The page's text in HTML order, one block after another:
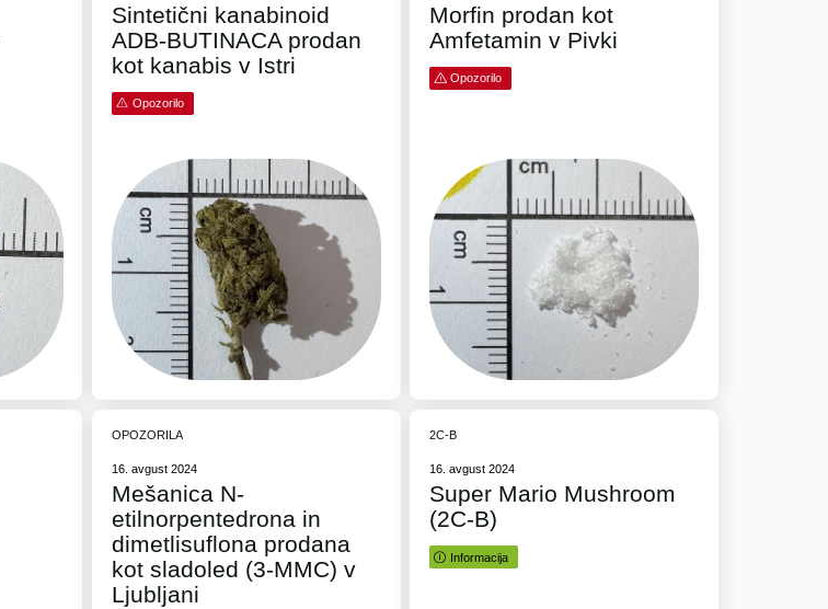
Sintetični kanabinoid
ADB-BUTINACA prodan
kot kanabis v Istri
Opozorilo
Morfin prodan kot
Amfetamin v Pivki
Opozorilo
OPOZORILA
16. avgust 2024
Mešanica N-
etilnorpentedrona in
dimetlisuflona prodana
kot sladoled (3-MMC) v
Ljubljani
2C-B
16. avgust 2024
Super Mario Mushroom
(2C-B)
Informacija